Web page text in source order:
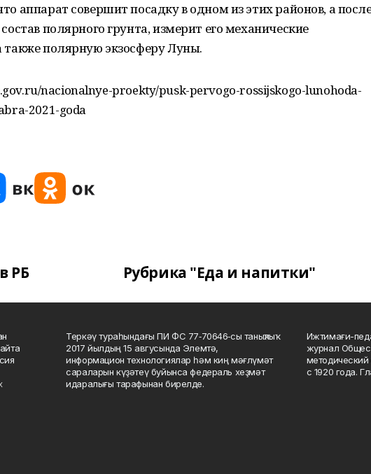
аппарат совершит посадку в одном из этих районов, а
полярного грунта, измерит его механические
также полярную экзосферу Луны.
nacionalnye-proekty/pusk-pervogo-rossijskogo-lunohoda-
2021-goda
РБ Рубрика "Еда и напитки"
Теркәү тураһындағы ПИ ФС 77‑70646‑сы таныҡлыҡ
2017 йылдың 15 авгусында Элемтә,
информацион технологиялар һәм киң мәғлүмәт
сараларын күҙәтеү буйынса федераль хеҙмәт
идаралығы тарафынан бирелде.
Ижтимағи-
журнал
с 1920 года.